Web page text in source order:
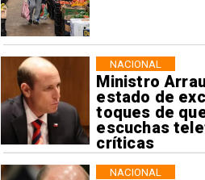
Ministro
estado de
toques de
escuchas
críticas
NACIONAL
NACIONAL